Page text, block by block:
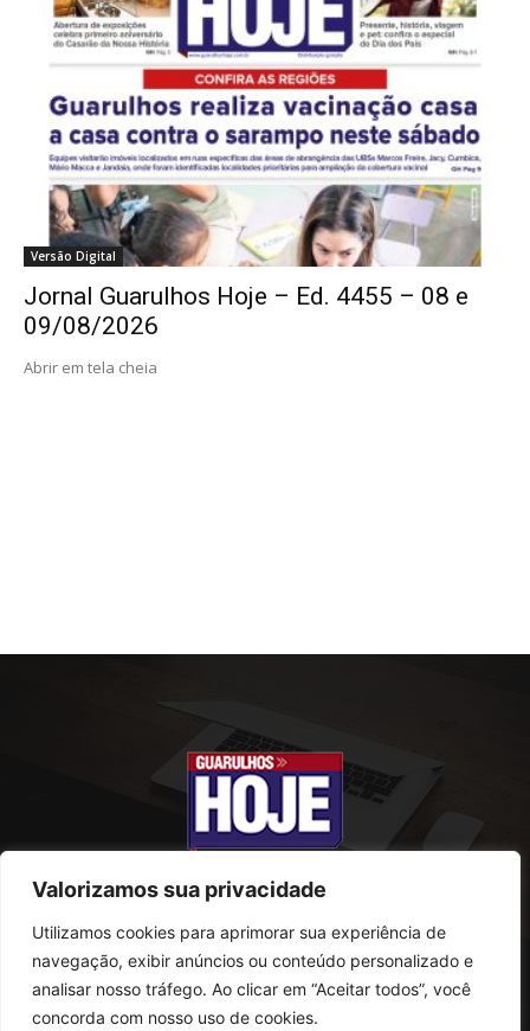
Valorizamos sua privacidade
Utilizamos cookies para aprimorar sua experiência de
navegação, exibir anúncios ou conteúdo personalizado e
analisar nosso tráfego. Ao clicar em “Aceitar todos”, você
concorda com nosso uso de cookies.
Versão Digital
Jornal Guarulhos Hoje – Ed. 4455 – 08 e
09/08/2026
Abrir em tela cheia
SOBRE NÓS
Rua Conselheiro Antonio Prado, 121